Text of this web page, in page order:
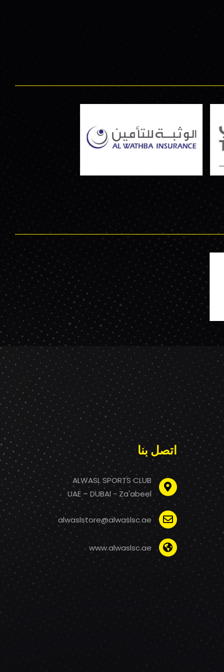
اتصل بنا
ALWASL SPORTS CLUB
UAE – DUBAI - Za'abeel
alwaslstore@alwaslsc.ae
www.alwaslsc.ae